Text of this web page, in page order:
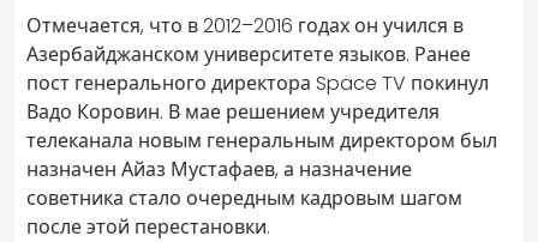
Отмечается, что в 2012–2016 годах он учился в
Азербайджанском университете языков. Ранее
пост генерального директора Space TV покинул
Вадо Коровин. В мае решением учредителя
телеканала новым генеральным директором был
назначен Айаз Мустафаев, а назначение
советника стало очередным кадровым шагом
после этой перестановки.